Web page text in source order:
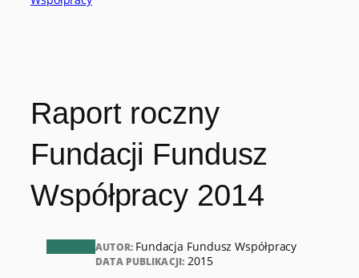
Raport roczny
Fundacji Fundusz
Współpracy 2014
AUTOR: Fundacja Fundusz Współpracy
DATA PUBLIKACJI: 2015